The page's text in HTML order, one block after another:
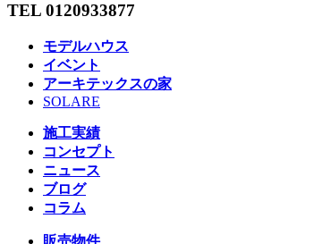
TEL 0120933877
モデルハウス
イベント
アーキテックスの家
SOLARE
施工実績
コンセプト
ニュース
ブログ
コラム
販売物件